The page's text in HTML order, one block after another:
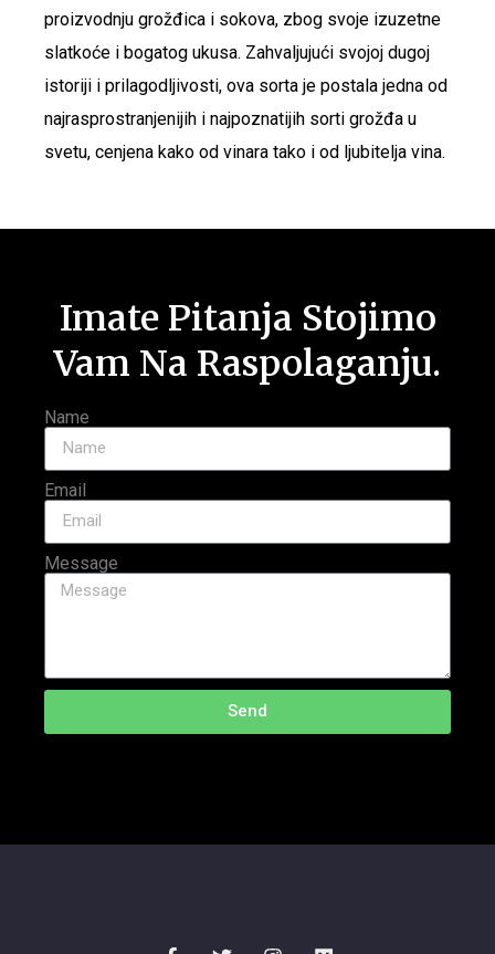
proizvodnju grožđica i sokova, zbog svoje izuzetne
slatkoće i bogatog ukusa. Zahvaljujući svojoj dugoj
istoriji i prilagodljivosti, ova sorta je postala jedna od
najrasprostranjenijih i najpoznatijih sorti grožđa u
svetu, cenjena kako od vinara tako i od ljubitelja vina.
Imate Pitanja Stojimo
Vam Na Raspolaganju.
Name
Email
Message
Send